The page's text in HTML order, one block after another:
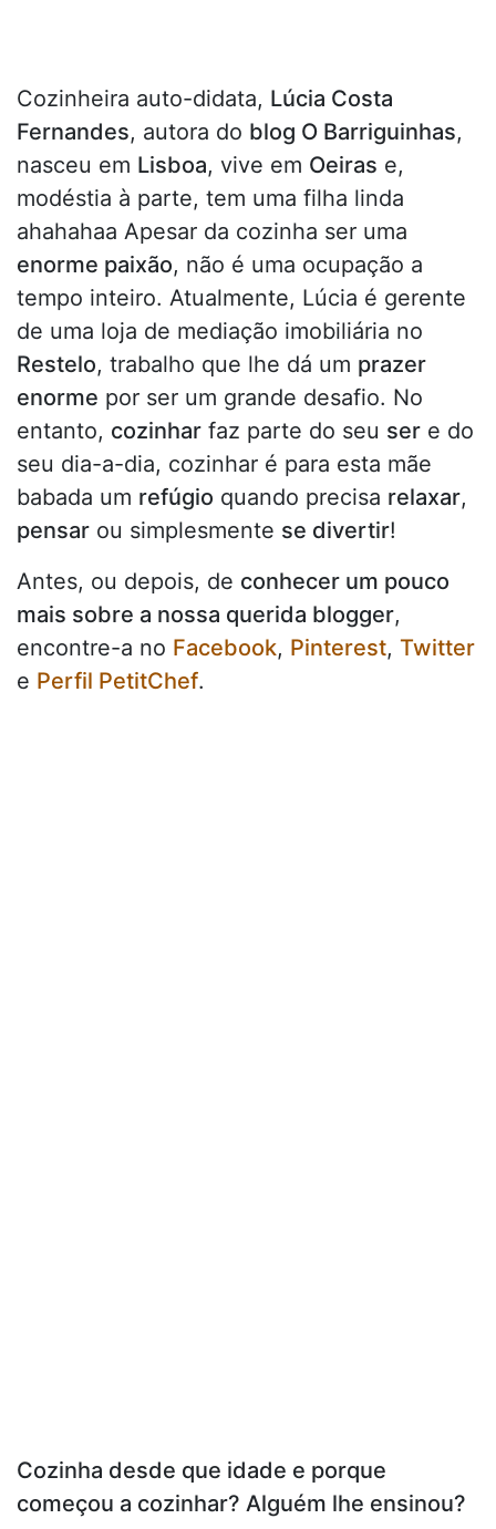
Cozinheira auto-didata, Lúcia Costa
Fernandes, autora do blog O Barriguinhas,
nasceu em Lisboa, vive em Oeiras e,
modéstia à parte, tem uma filha linda
ahahahaa Apesar da cozinha ser uma
enorme paixão, não é uma ocupação a
tempo inteiro. Atualmente, Lúcia é gerente
de uma loja de mediação imobiliária no
Restelo, trabalho que lhe dá um prazer
enorme por ser um grande desafio. No
entanto, cozinhar faz parte do seu ser e do
seu dia-a-dia, cozinhar é para esta mãe
babada um refúgio quando precisa relaxar,
pensar ou simplesmente se divertir!
Antes, ou depois, de conhecer um pouco
mais sobre a nossa querida blogger,
encontre-a no Facebook, Pinterest, Twitter
e Perfil PetitChef.
Cozinha desde que idade e porque
começou a cozinhar? Alguém lhe ensinou?